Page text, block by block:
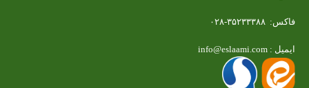
فاکس: ۳۵۲۳۳۳۸۸-۰۲۸
ایمیل : info@eslaami.com